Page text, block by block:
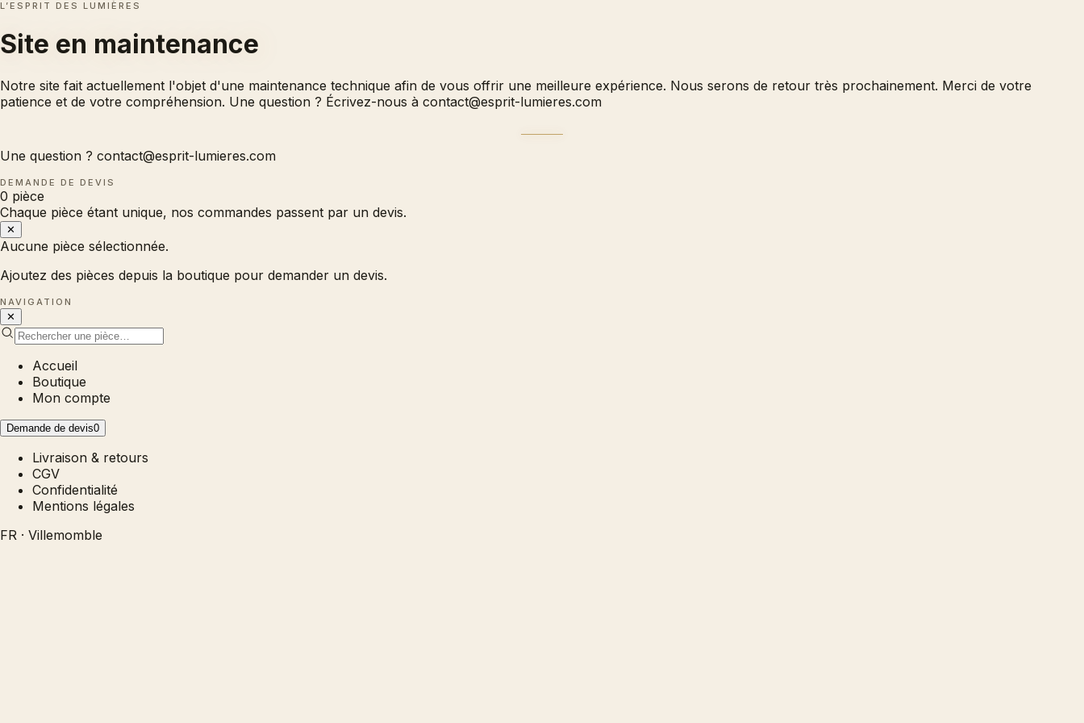
L’ESPRIT DES LUMIÈRES
Site en maintenance
Notre site fait actuellement l'objet d'une maintenance technique afin de vous offrir une meilleure expérience. Nous serons de retour très prochainement. Merci de votre
patience et de votre compréhension. Une question ? Écrivez-nous à contact@esprit-lumieres.com
Une question ? contact@esprit-lumieres.com
DEMANDE DE DEVIS
0 pièce
Chaque pièce étant unique, nos commandes passent par un devis.
✕
Aucune pièce sélectionnée.
Ajoutez des pièces depuis la boutique pour demander un devis.
NAVIGATION
✕
Accueil
Boutique
Mon compte
Demande de devis0
Livraison & retours
CGV
Confidentialité
Mentions légales
FR · Villemomble